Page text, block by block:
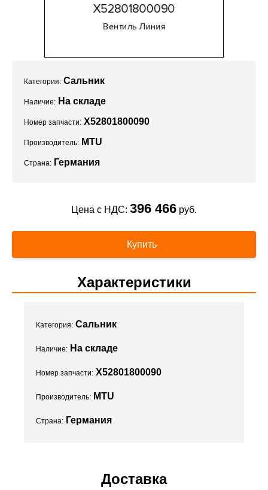
Категория: Сальник
Наличие: На складе
Номер запчасти: X52801800090
Производитель: MTU
Страна: Германия
Цена с НДС: 396 466 руб.
Купить
Характеристики
Категория: Сальник
Наличие: На складе
Номер запчасти: X52801800090
Производитель: MTU
Страна: Германия
Доставка